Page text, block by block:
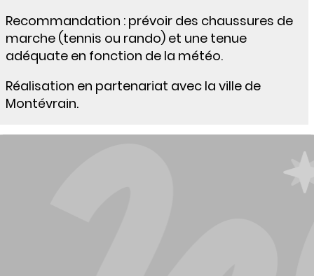
Recommandation : prévoir des chaussures de
marche (tennis ou rando) et une tenue
adéquate en fonction de la météo.
Réalisation en partenariat avec la ville de
Montévrain.